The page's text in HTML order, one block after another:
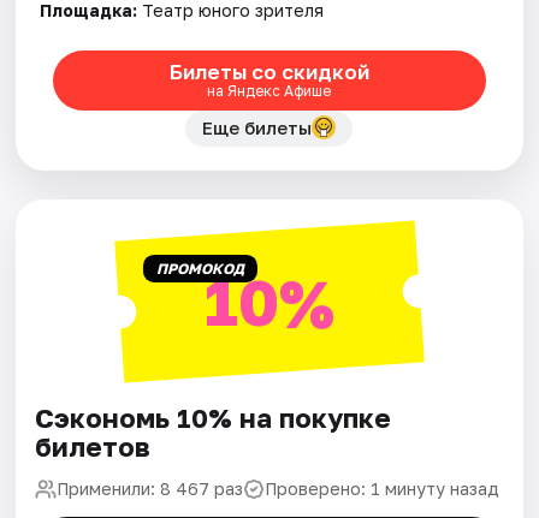
Рейтинги
Площадка: Театр юного зрителя
Билеты со скидкой
на Яндекс Афише
Еще билеты
ПРОМОКОД10%
Сэкономь 10% на покупке
билетов
Применили: 8 467 раз Проверено: 1 минуту назад